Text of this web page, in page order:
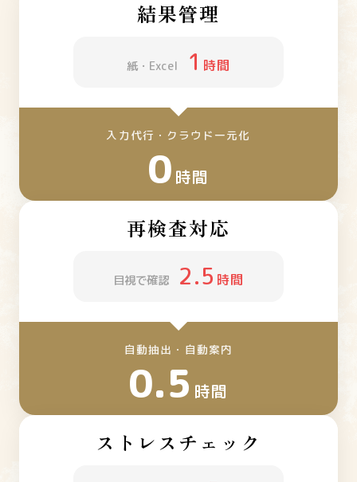
結果管理
紙・Excel 1 時間
入力代行・クラウド一元化
0 時間
再検査対応
目視で確認 2.5 時間
自動抽出・自動案内
0.5 時間
ストレスチェック